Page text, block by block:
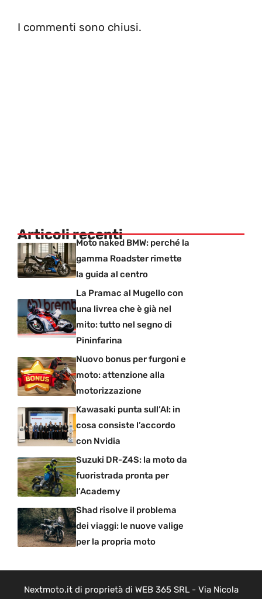
I commenti sono chiusi.
Articoli recentiMoto naked BMW: perché la
gamma Roadster rimette
la guida al centro
La Pramac al Mugello con
una livrea che è già nel
mito: tutto nel segno di
Pininfarina
Nuovo bonus per furgoni e
moto: attenzione alla
motorizzazione
Kawasaki punta sull’AI: in
cosa consiste l’accordo
con Nvidia
Suzuki DR-Z4S: la moto da
fuoristrada pronta per
l’Academy
Shad risolve il problema
dei viaggi: le nuove valige
per la propria moto
Nextmoto.it di proprietà di WEB 365 SRL - Via Nicola